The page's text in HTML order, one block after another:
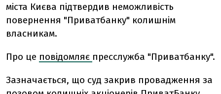
міста Києва підтвердив неможливість
повернення "Приватбанку" колишнім
власникам.
Про це повідомляє пресслужба "Приватбанку".
Зазначається, що суд закрив провадження за